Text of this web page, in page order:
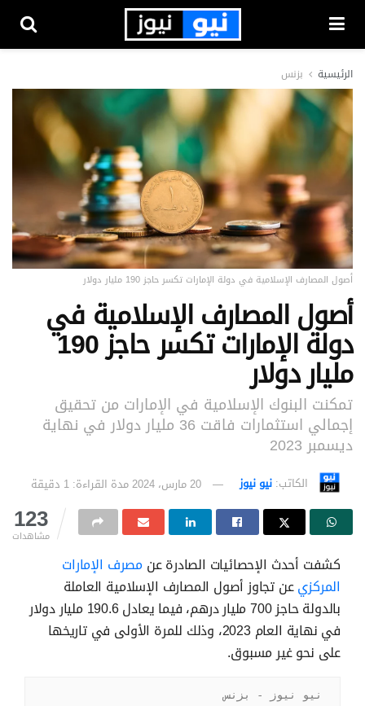
الرئيسية بزنس
أصول المصارف الإسلامية في دولة الإمارات تكسر حاجز 190 مليار دولار
أصول المصارف الإسلامية في
دولة الإمارات تكسر حاجز 190
مليار دولار
تمكنت البنوك الإسلامية في الإمارات من تحقيق
إجمالي استثمارات فاقت 36 مليار دولار في نهاية
ديسمبر 2023
الكاتب: نيو نيوز 20 مارس، 2024 مدة القراءة: 1 دقيقة
123
مشاهدات
كشفت أحدث الإحصائيات الصادرة عنمصرف الإمارات
المركزيعن تجاوز أصول المصارف الإسلامية العاملة
بالدولة حاجز 700 مليار درهم، فيما يعادل 190.6 مليار دولار
في نهاية العام 2023، وذلك للمرة الأولى في تاريخها
على نحو غير مسبوق.
نيو نيوز - بزنس